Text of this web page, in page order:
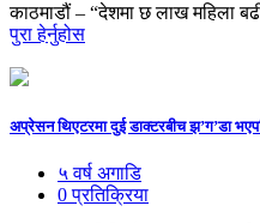
काठमाडौं – “देशमा छ लाख महिला
पुरा हेर्नुहोस
अप्रेसन थिएटरमा दुई डाक्टरबीच झ’ग’डा
५ वर्ष अगाडि
0 प्रतिक्रिया